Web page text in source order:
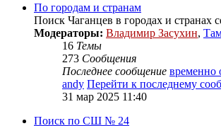
По городам и странам
Поиск Чаганцев в городах и странах
Модераторы: Владимир Засухин,
16 Темы
273 Сообщения
Последнее сообщение временно
andy Перейти к последнему
31 мар 2025 11:40
Поиск по СШ № 24